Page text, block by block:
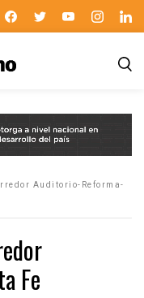
Auditorio-Reforma-
Fe